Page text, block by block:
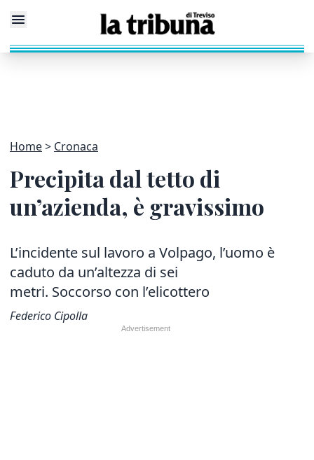
Home Cronaca
Precipita dal tetto di
un’azienda, è gravissimo
L’incidente sul lavoro a Volpago, l’uomo è
caduto da un’altezza di sei
metri. Soccorso con l’elicottero
Federico Cipolla